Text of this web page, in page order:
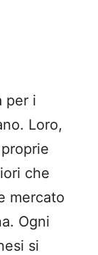
per i
Loro,
che
mercato
Ogni
si